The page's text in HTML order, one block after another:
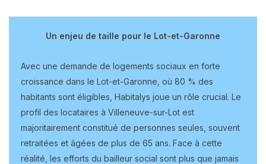
Un enjeu de taille pour le Lot-et-Garonne
Avec une demande de logements sociaux en forte
croissance dans le Lot-et-Garonne, où 80 % des
habitants sont éligibles, Habitalys joue un rôle crucial. Le
profil des locataires à Villeneuve-sur-Lot est
majoritairement constitué de personnes seules, souvent
retraitées et âgées de plus de 65 ans. Face à cette
réalité, les efforts du bailleur social sont plus que jamais